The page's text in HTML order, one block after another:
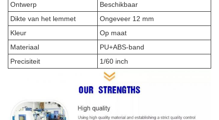
Ontwerp
Beschikbaar
Dikte van het lemmet
Ongeveer 12 mm
Kleur
Op maat
Materiaal
PU+ABS-band
Precisiteit
1/60 inch